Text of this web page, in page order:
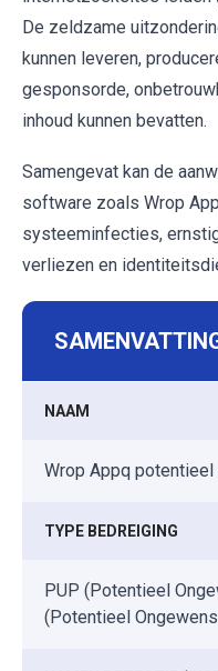
De zeldzame
kunnen leveren,
gesponsorde,
inhoud kunnen bevatten.
Samengevat kan de
software zoals Wrop
systeeminfecties,
verliezen en
NAAM
Wrop Appq
TYPE BEDREIGING
PUP (Potentieel
(Potentieel